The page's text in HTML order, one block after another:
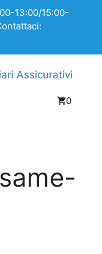
13:00/15:00-
0